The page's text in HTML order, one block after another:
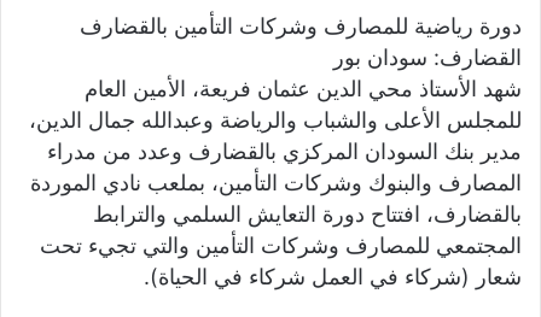
ي
دورة رياضية للمصارف وشركات التأمين بالقضارف
القضارف: سودان بور
شهد الأستاذ محي الدين عثمان فريعة، الأمين العام
للمجلس الأعلى والشباب والرياضة وعبدالله جمال الدين،
مدير بنك السودان المركزي بالقضارف وعدد من مدراء
المصارف والبنوك وشركات التأمين، بملعب نادي الموردة
بالقضارف، افتتاح دورة التعايش السلمي والترابط
المجتمعي للمصارف وشركات التأمين والتي تجيء تحت
شعار (شركاء في العمل شركاء في الحياة).